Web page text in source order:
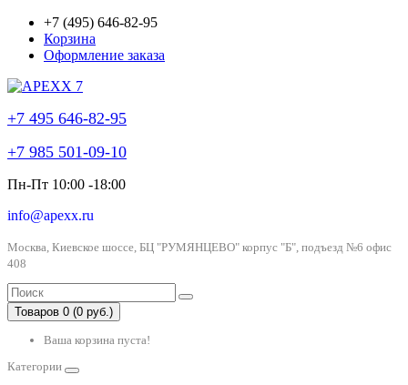
+7 (495) 646-82-95
Корзина
Оформление заказа
+7 495 646-82-95
+7 985 501-09-10
Пн-Пт 10:00 -18:00
info@apexx.ru
Москва, Киевское шоссе, БЦ "РУМЯНЦЕВО" корпус "Б", подъезд №6 офис
408
Товаров 0 (0 руб.)
Ваша корзина пуста!
Категории